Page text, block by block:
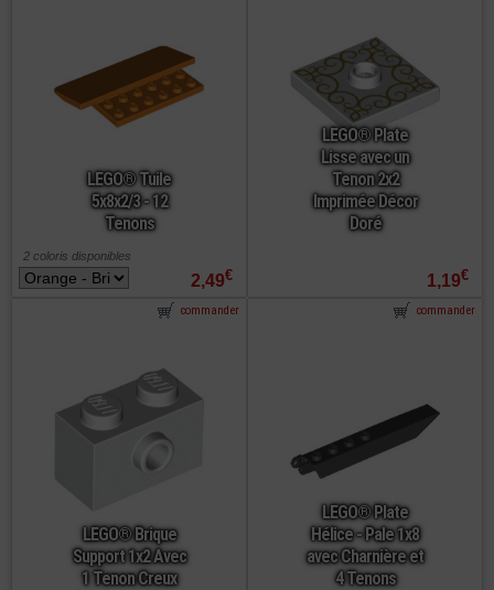
LEGO® Tuile
5x8x2/3 - 12
Tenons
2,49€
2 coloris disponibles
LEGO® Plate
Lisse avec un
Tenon 2x2
Imprimée Décor
Doré
1,19€
LEGO® Brique
Support 1x2 Avec
1 Tenon Creux
commander
LEGO® Plate
Hélice - Pale 1x8
avec Charnière et
4 Tenons
commander